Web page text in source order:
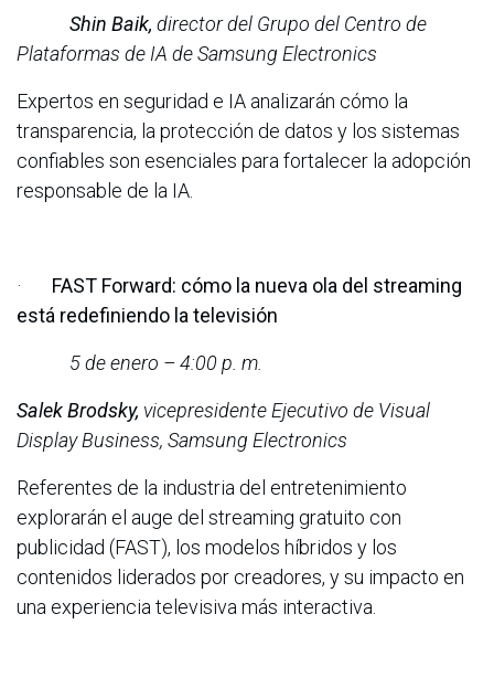
Shin Baik, director del Grupo del Centro de
Plataformas de IA de Samsung Electronics
Expertos en seguridad e IA analizarán cómo la
transparencia, la protección de datos y los sistemas
confiables son esenciales para fortalecer la adopción
responsable de la IA.
· FAST Forward: cómo la nueva ola del streaming
está redefiniendo la televisión
5 de enero – 4:00 p. m.
Salek Brodsky, vicepresidente Ejecutivo de Visual
Display Business, Samsung Electronics
Referentes de la industria del entretenimiento
explorarán el auge del streaming gratuito con
publicidad (FAST), los modelos híbridos y los
contenidos liderados por creadores, y su impacto en
una experiencia televisiva más interactiva.